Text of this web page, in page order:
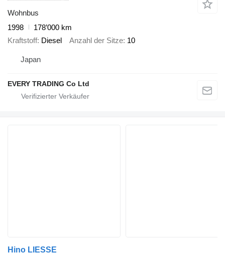
Wohnbus
1998
178’000 km
Kraftstoff Diesel Anzahl der Sitze 10
Japan
EVERY TRADING Co Ltd
Hino LIESSE